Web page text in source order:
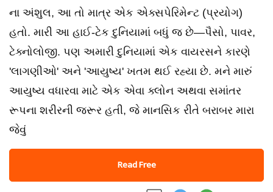
ના અંશુલ, આ તો માત્ર એક એક્સપેરિમેન્ટ (પ્રયોગ)
હતો. મારી આ હાઈ-ટેક દુનિયામાં બધું જ છે—પૈસો, પાવર,
ટેક્નોલોજી. પણ અમારી દુનિયામાં એક વાયરસને કારણે
'લાગણીઓ' અને 'આયુષ્ય' ખતમ થઈ રહ્યા છે. મને મારું
આયુષ્ય વધારવા માટે એક એવા ક્લોન અથવા સમાંતર
રૂપના શરીરની જરૂર હતી, જે માનસિક રીતે બરાબર મારા
જેવું
Read Free